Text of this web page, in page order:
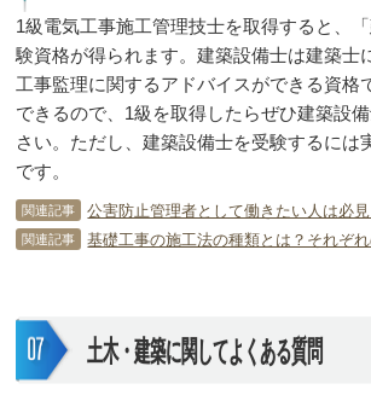
1級電気工事施工管理技士を取得すると、
験資格が得られます。建築設備士は建築士
工事監理に関するアドバイスができる資格
できるので、1級を取得したらぜひ建築設
さい。ただし、建築設備士を受験するには
です。
関連記事
関連記事
土木・建築に関してよくある質問